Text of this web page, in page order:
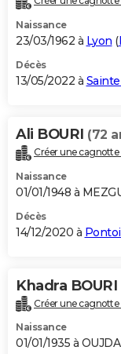
Naissance
23/03/1962 à Lyon (
Décès
13/05/2022 à
Ali BOURI (72
Créer une cagnotte
Naissance
01/01/1948 à
Décès
14/12/2020 à
Khadra BOURI
Créer une cagnotte
Naissance
01/01/1935 à